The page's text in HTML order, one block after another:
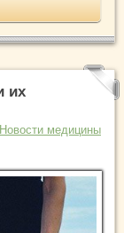
их
Новости медицины